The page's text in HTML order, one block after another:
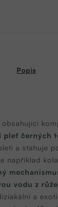
Popis
obsahující
pleť černých
a stahuje
například
vodu z
a